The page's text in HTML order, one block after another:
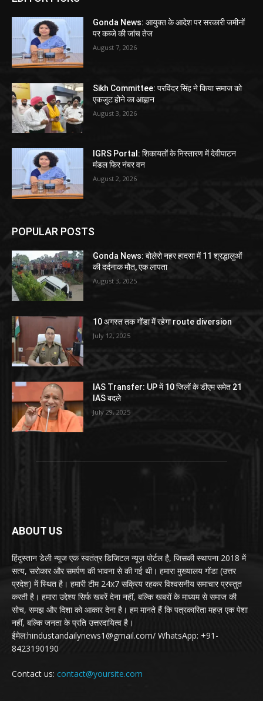
Gonda News: आयुक्त के आदेश पर सरकारी जमीनों
पर कब्जे की जांच तेज
August 7, 2026
Sikh Committee: परविंदर सिंह ने किया समाज को
एकजुट होने का आह्वान
August 3, 2026
IGRS Portal: शिकायतों के निस्तारण में देवीपाटन
मंडल फिर नंबर वन
August 2, 2026
POPULAR POSTS
Gonda News: बोलेरो नहर हादसा में 11 श्रद्धालुओं
की दर्दनाक मौत, एक लापता
August 3, 2025
10 अगस्त तक गोंडा में रहेगा route diversion
July 12, 2025
IAS Transfer: UP में 10 जिलों के डीएम समेत 21
IAS बदले
July 29, 2025
ABOUT US
हिंदुस्तान डेली न्यूज एक स्वतंत्र डिजिटल न्यूज़ पोर्टल है, जिसकी स्थापना 2018 में
सत्य, सरोकार और समर्पण की भावना से की गई थी। हमारा मुख्यालय गोंडा (उत्तर
प्रदेश) में स्थित है। हमारी टीम 24x7 सक्रिय रहकर विश्वसनीय समाचार प्रस्तुत
करती है। हमारा उद्देश्य सिर्फ खबरें देना नहीं, बल्कि खबरों के माध्यम से समाज की
सोच, समझ और दिशा को आकार देना है। हम मानते हैं कि पत्रकारिता महज़ एक पेशा
नहीं, बल्कि जनता के प्रति उत्तरदायित्व है।
ईमेल:hindustandailynews1@gmail.com/ WhatsApp: +91-
8423190190
Contact us: contact@yoursite.com